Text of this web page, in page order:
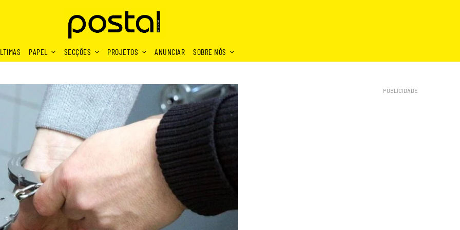
PAPEL SECÇÕES PROJETOS ANUNCIAR SOBRE NÓS